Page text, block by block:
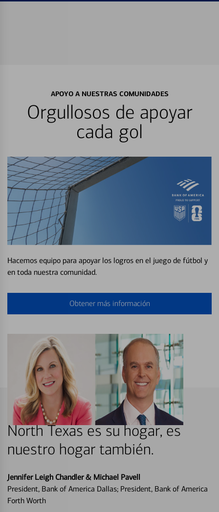
APOYO A NUESTRAS COMUNIDADES
Orgullosos de apoyar
cada gol
Hacemos equipo para apoyar los logros en el juego de fútbol y
en toda nuestra comunidad.
Obtener más información
North Texas es su hogar, es
nuestro hogar también.
Jennifer Leigh Chandler & Michael Pavell
President, Bank of America Dallas; President, Bank of America
Forth Worth